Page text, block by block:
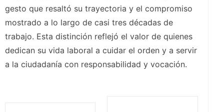
gesto que resaltó su trayectoria y el compromiso
mostrado a lo largo de casi tres décadas de
trabajo. Esta distinción reflejó el valor de quienes
dedican su vida laboral a cuidar el orden y a servir
a la ciudadanía con responsabilidad y vocación.